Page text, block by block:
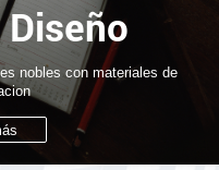
nobles con materiales de